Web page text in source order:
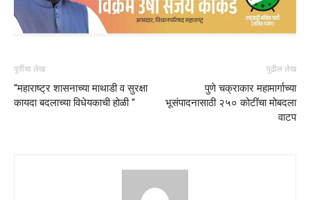
पूर्वीचा लेख
“महाराष्ट्र शासनाच्या माथाडी व सुरक्षा
कायदा बदलाच्या विधेयकाची होळी “
पुढील लेख
पुणे चक्राकार महामार्गाच्या
भूसंपादनासाठी २५० कोटींचा मोबदला
वाटप